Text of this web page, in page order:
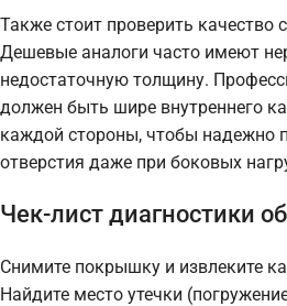
Также стоит проверить качество
Дешевые аналоги часто имеют
недостаточную толщину.
должен быть шире внутреннего
каждой стороны, чтобы надежно
отверстия даже при боковых
Чек-лист диагностики
Снимите покрышку и извлеките
Найдите место утечки